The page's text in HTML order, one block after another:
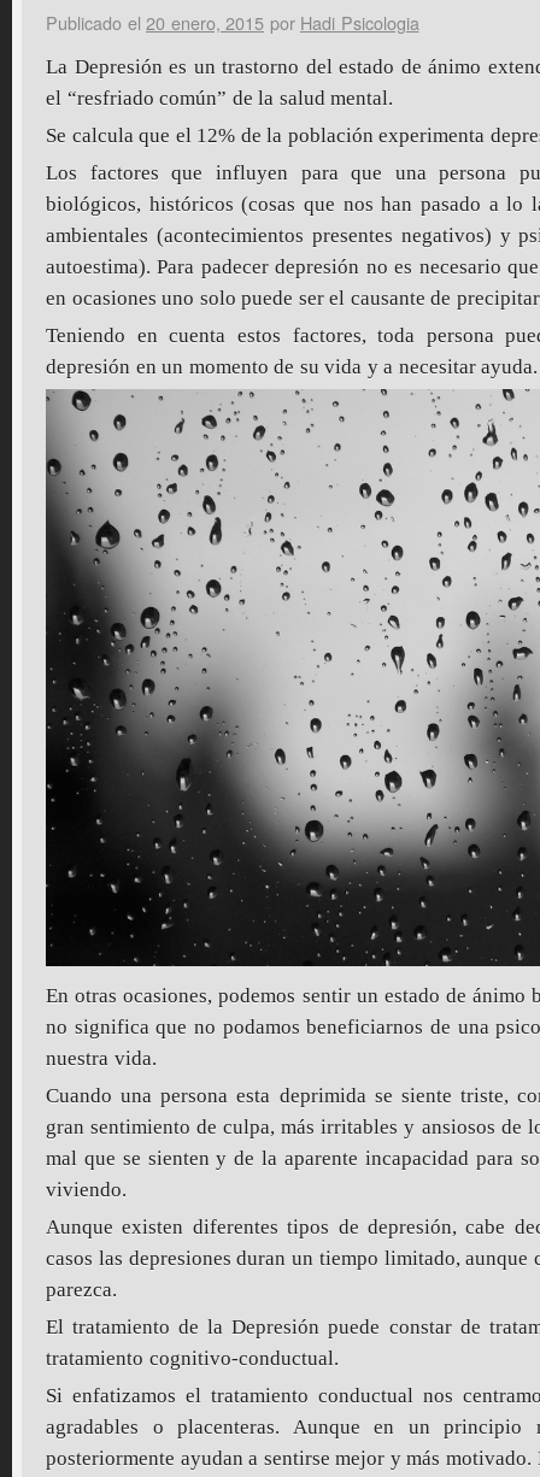
Publicado el 20 enero, 2015 por Hadi Psicologia
La Depresión es un trastorno del estado de ánimo
el “resfriado común” de la salud mental.
Se calcula que el 12% de la población experimenta
Los factores que influyen para que una persona
biológicos, históricos (cosas que nos han pasado a lo
ambientales (acontecimientos presentes negativos) y
autoestima). Para padecer depresión no es necesario
en ocasiones uno solo puede ser el causante de
Teniendo en cuenta estos factores, toda persona
depresión en un momento de su vida y a necesitar ayuda.
En otras ocasiones, podemos sentir un estado de ánimo
no significa que no podamos beneficiarnos de una
nuestra vida.
Cuando una persona esta deprimida se siente triste,
gran sentimiento de culpa, más irritables y ansiosos de
mal que se sienten y de la aparente incapacidad para
viviendo.
Aunque existen diferentes tipos de depresión, cabe
casos las depresiones duran un tiempo limitado, aunque
parezca.
El tratamiento de la Depresión puede constar de
tratamiento cognitivo-conductual.
Si enfatizamos el tratamiento conductual nos
agradables o placenteras. Aunque en un principio
posteriormente ayudan a sentirse mejor y más motivado.